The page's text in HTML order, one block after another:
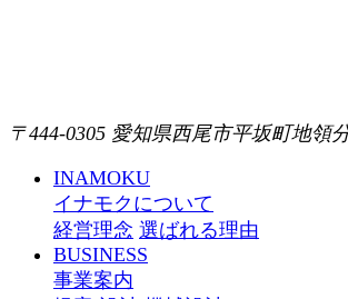
〒444-0305 愛知県西尾市平坂町地領
INAMOKU
イナモクについて
経営理念 選ばれる理由
BUSINESS
事業案内